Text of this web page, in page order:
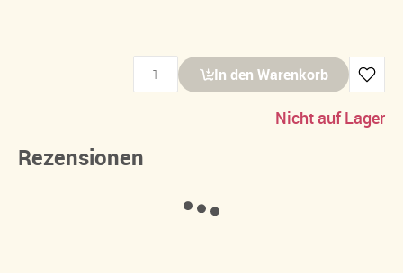
In den Warenkorb
Nicht auf Lager
Rezensionen